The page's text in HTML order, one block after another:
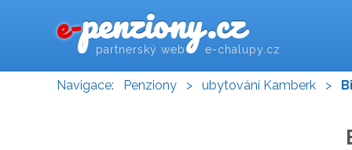
e-penziony.cz
partnerský web e-chalupy.cz
Navigace: Penziony > ubytování Kamberk >